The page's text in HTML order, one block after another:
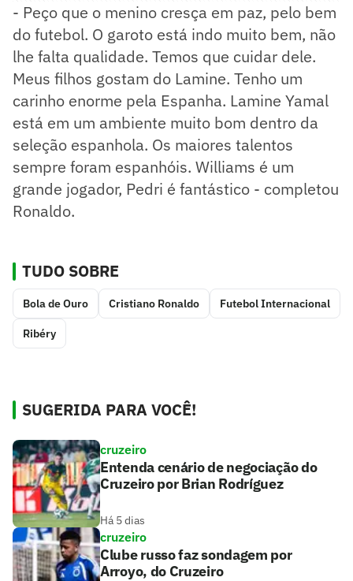
- Peço que o menino cresça em paz, pelo bem
do futebol. O garoto está indo muito bem, não
lhe falta qualidade. Temos que cuidar dele.
Meus filhos gostam do Lamine. Tenho um
carinho enorme pela Espanha. Lamine Yamal
está em um ambiente muito bom dentro da
seleção espanhola. Os maiores talentos
sempre foram espanhóis. Williams é um
grande jogador, Pedri é fantástico - completou
Ronaldo.
TUDO SOBRE
Bola de Ouro Cristiano Ronaldo Futebol Internacional
Ribéry
SUGERIDA PARA VOCÊ!
cruzeiro
Entenda cenário de negociação do
Cruzeiro por Brian Rodríguez
Há 5 dias
cruzeiro
Clube russo faz sondagem por
Arroyo, do Cruzeiro